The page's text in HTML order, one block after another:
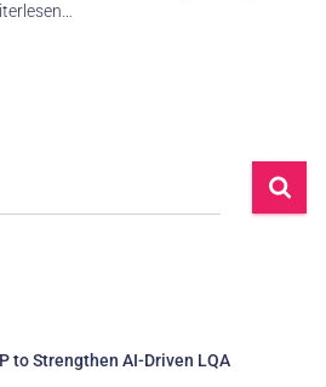
to Strengthen AI-Driven LQA